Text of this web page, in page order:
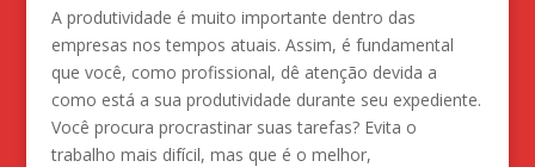
A produtividade é muito importante dentro das
empresas nos tempos atuais. Assim, é fundamental
que você, como profissional, dê atenção devida a
como está a sua produtividade durante seu expediente.
Você procura procrastinar suas tarefas? Evita o
trabalho mais difícil, mas que é o melhor,